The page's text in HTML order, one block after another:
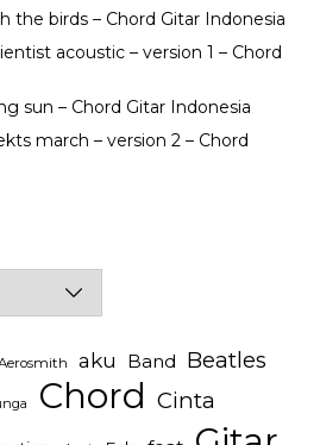
the birds – Chord Gitar Indonesia
acoustic – version 1 – Chord
sun – Chord Gitar Indonesia
march – version 2 – Chord
aku Band Beatles
Chord Cinta